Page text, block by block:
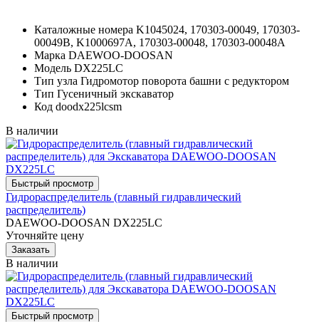
Каталожные номера K1045024, 170303-00049, 170303-
00049B, K1000697A, 170303-00048, 170303-00048A
Марка DAEWOO-DOOSAN
Модель DX225LC
Тип узла Гидромотор поворота башни с редуктором
Тип Гусеничный экскаватор
Код doodx225lcsm
В наличии
Гидрораспределитель (главный гидравлический
распределитель)
DAEWOO-DOOSAN DX225LC
Уточняйте цену
В наличии